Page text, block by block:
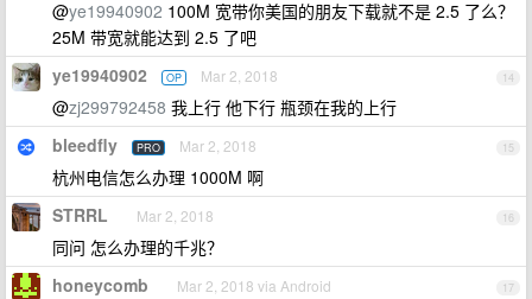
@ye19940902 100M 宽带你美国的朋友下载就不是 2.5 了么？
25M 带宽就能达到 2.5 了吧
14
ye19940902 OP Mar 2, 2018
@zj299792458 我上行 他下行 瓶颈在我的上行
15
bleedfly PRO Mar 2, 2018
杭州电信怎么办理 1000M 啊
16
STRRL Mar 2, 2018
同问 怎么办理的千兆？
17
honeycomb Mar 2, 2018 via Android